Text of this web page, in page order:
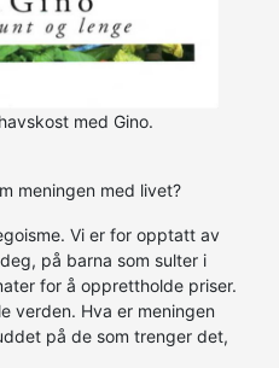
med Gino.
meningen med livet?
Vi er for opptatt av
på barna som sulter i
for å opprettholde priser.
verden. Hva er meningen
på de som trenger det,